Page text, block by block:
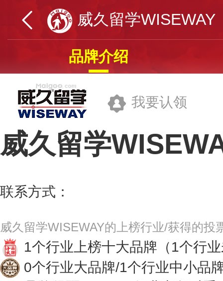
威久留学WISEWAY
品牌介绍
我要认领
威久留学
联系方式：
威久留学WISEWAY的上榜行业/获得的投
1个行业上榜十大品牌 （1个行
0个行业大品牌/1个行业中小品